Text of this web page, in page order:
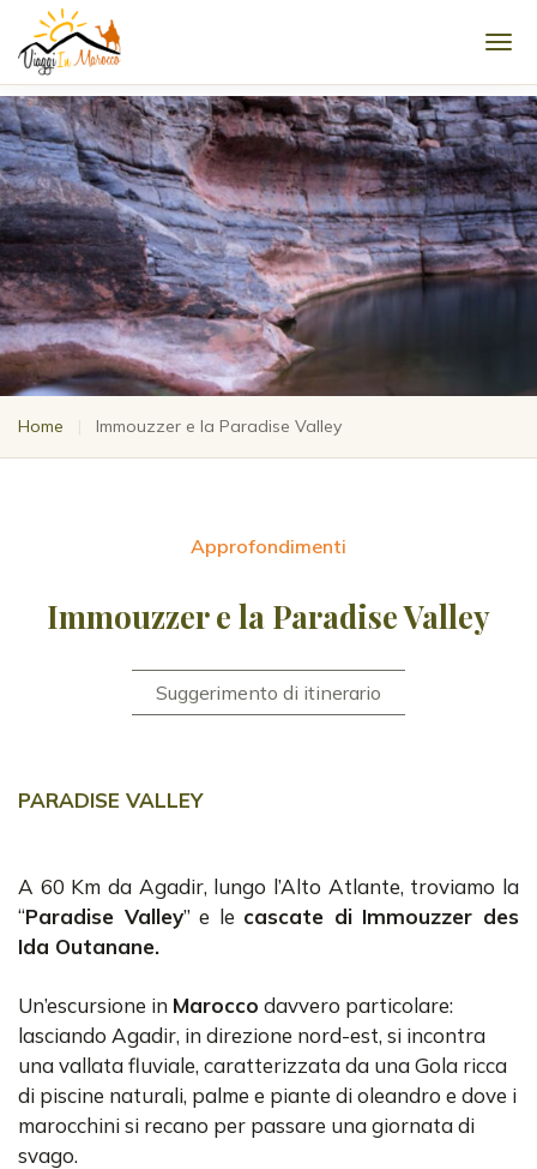
Home | Immouzzer e la Paradise Valley
Approfondimenti
Immouzzer e la Paradise Valley
Suggerimento di itinerario
PARADISE VALLEY
A 60 Km da Agadir, lungo l’Alto Atlante, troviamo la
“Paradise Valley” e le cascate di Immouzzer des
Ida Outanane.
Un’escursione in Marocco davvero particolare:
lasciando Agadir, in direzione nord-est, si incontra
una vallata fluviale, caratterizzata da una Gola ricca
di piscine naturali, palme e piante di oleandro e dove i
marocchini si recano per passare una giornata di
svago.